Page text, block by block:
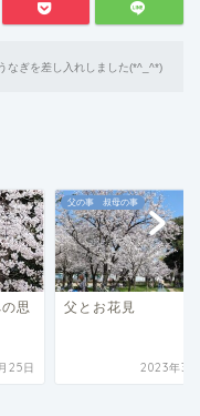
なぎを差し入れしました(*^_^*)
思
25日
父の事 叔母の事
父とお花見
2023年3